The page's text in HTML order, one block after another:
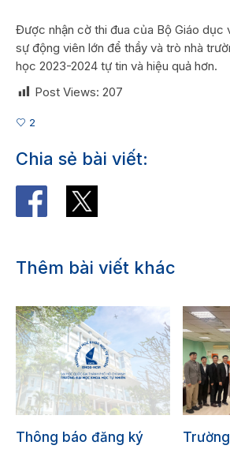
Được nhận cờ thi đua của Bộ Giáo dục
sự động viên lớn để thầy và trò nhà
học 2023-2024 tự tin và hiệu quả hơn.
Post Views: 207
2
Chia sẻ bài viết:
Thêm bài viết khác
Thông báo đăng ký